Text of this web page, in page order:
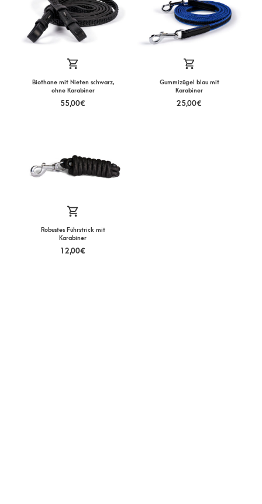
Biothane mit Nieten schwarz,
ohne Karabiner
55,00€
Gummizügel blau mit
Karabiner
25,00€
Robustes Führstrick mit
Karabiner
12,00€